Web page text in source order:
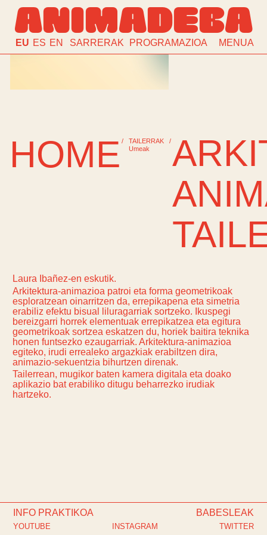
ANIMADEBA
MENUA
PROGRAMAZIOA
SARRERAK
EU ES EN
HOME /
TAILERRAK
Umeak
/
Laura Ibañez-en eskutik.
Arkitektura-animazioa patroi eta forma geometrikoak
esploratzean oinarritzen da, errepikapena eta simetria
erabiliz efektu bisual liluragarriak sortzeko. Ikuspegi
bereizgarri horrek elementuak errepikatzea eta egitura
geometrikoak sortzea eskatzen du, horiek baitira teknika
honen funtsezko ezaugarriak. Arkitektura-animazioa
egiteko, irudi errealeko argazkiak erabiltzen dira,
animazio-sekuentzia bihurtzen direnak.
Tailerrean, mugikor baten kamera digitala eta doako
aplikazio bat erabiliko ditugu beharrezko irudiak
hartzeko.
YOUTUBE INSTAGRAM TWITTER
INFO PRAKTIKOA BABESLEAK